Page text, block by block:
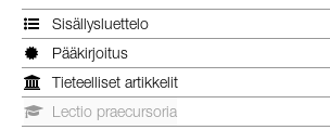
Sisällysluettelo
Pääkirjoitus
Tieteelliset artikkelit
Lectio praecursoria